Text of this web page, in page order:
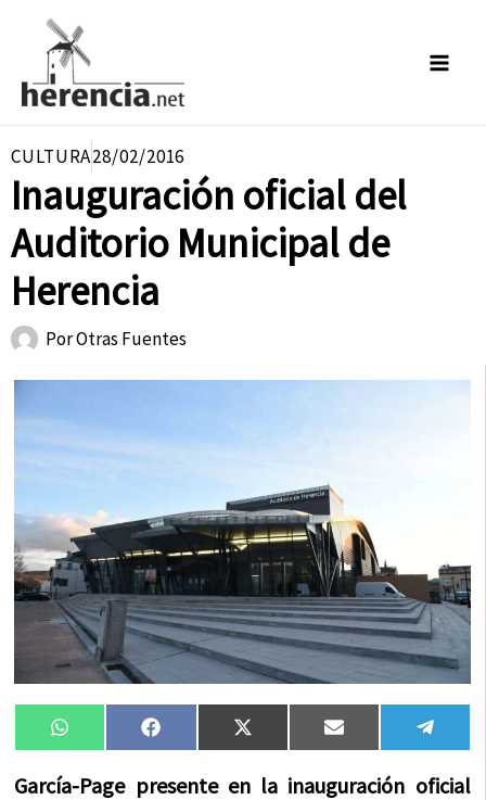
contenido
CULTURA28/02/2016
Inauguración oficial del
Auditorio Municipal de
Herencia
PorOtras Fuentes
Compartir
en
WhatsAppCompartir
en
FacebookCompartir
en
X
(Twitter)
Compartir
en
Email
en
García-Page presente en la inauguración oficial